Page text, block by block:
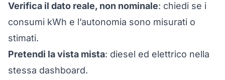
Verifica il dato reale, non nominale: chiedi se i
consumi kWh e l’autonomia sono misurati o
stimati.
Pretendi la vista mista: diesel ed elettrico nella
stessa dashboard.